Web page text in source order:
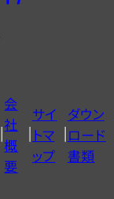
会
社
概
要
サイ
トマ
ップ
ダウン
ロード
書類